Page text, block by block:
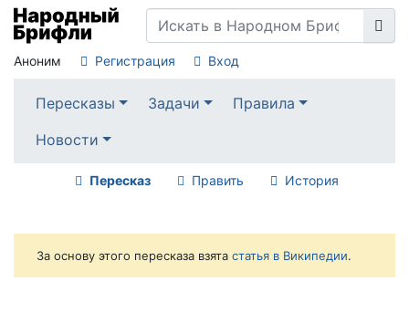
Аноним Регистрация Вход
Пересказы Задачи
Правила
Новости
Пересказ Править История
За основу этого пересказа взята статья в Википедии.